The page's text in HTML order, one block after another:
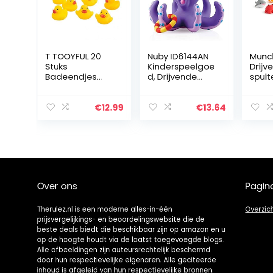
T TOOYFUL 20
Stuks
Badeendjes
Eend
€12.99
Nuby ID6144AN
Kinderspeelgoe
d, Drijvende
En Ringen Drijven
€13.64
Over ons
Therulez.nl is een moderne alles-in-één
prijsvergelijkings- en beoordelingswebsite die de
beste deals biedt die beschikbaar zijn op amazon en u
op de hoogte houdt via de laatst toegevoegde blogs.
Alle afbeeldingen zijn auteursrechtelijk beschermd
door hun respectievelijke eigenaren. Alle geciteerde
inhoud is afgeleid van hun respectievelijke bronnen.